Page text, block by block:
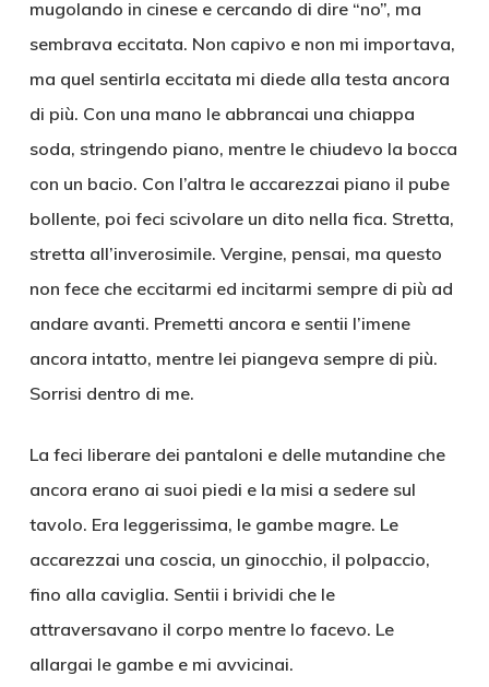
mugolando in cinese e cercando di dire “no”, ma
sembrava eccitata. Non capivo e non mi importava,
ma quel sentirla eccitata mi diede alla testa ancora
di più. Con una mano le abbrancai una chiappa
soda, stringendo piano, mentre le chiudevo la bocca
con un bacio. Con l’altra le accarezzai piano il pube
bollente, poi feci scivolare un dito nella fica. Stretta,
stretta all’inverosimile. Vergine, pensai, ma questo
non fece che eccitarmi ed incitarmi sempre di più ad
andare avanti. Premetti ancora e sentii l’imene
ancora intatto, mentre lei piangeva sempre di più.
Sorrisi dentro di me.
La feci liberare dei pantaloni e delle mutandine che
ancora erano ai suoi piedi e la misi a sedere sul
tavolo. Era leggerissima, le gambe magre. Le
accarezzai una coscia, un ginocchio, il polpaccio,
fino alla caviglia. Sentii i brividi che le
attraversavano il corpo mentre lo facevo. Le
allargai le gambe e mi avvicinai.